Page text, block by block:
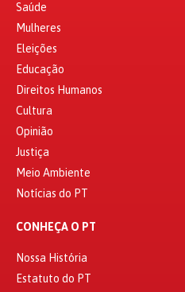
Saúde
Mulheres
Eleições
Educação
Direitos Humanos
Cultura
Opinião
Justiça
Meio Ambiente
Notícias do PT
CONHEÇA O PT
Nossa História
Estatuto do PT